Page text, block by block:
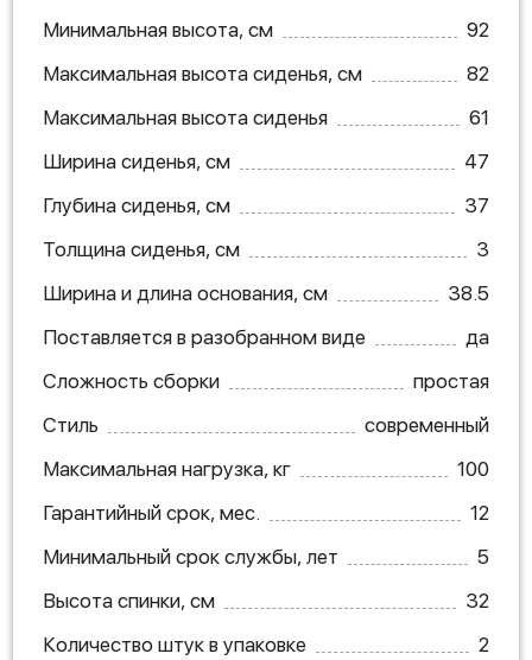
Минимальная высота, см
92
Максимальная высота сиденья, см
82
Максимальная высота сиденья
61
Ширина сиденья, см
47
Глубина сиденья, см
37
Толщина сиденья, см
3
Ширина и длина основания, см
38.5
Поставляется в разобранном виде
да
Сложность сборки
простая
Стиль
современный
Максимальная нагрузка, кг
100
Гарантийный срок, мес.
12
Минимальный срок службы, лет
5
Высота спинки, см
32
Количество штук в упаковке
2